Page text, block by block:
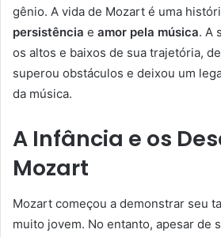
gênio. A vida de Mozart é uma
persistência e amor pela música. A
os altos e baixos de sua trajetória,
superou obstáculos e deixou um
da música.
A Infância e os
Mozart
Mozart começou a demonstrar seu
muito jovem. No entanto, apesar de